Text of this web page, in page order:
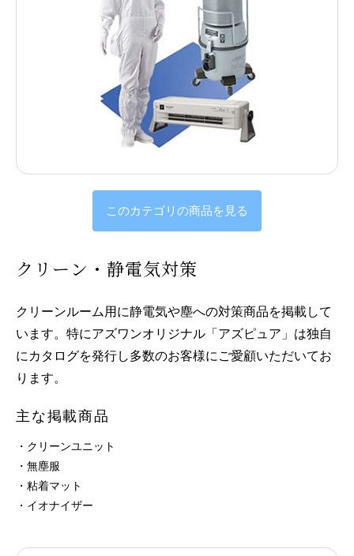
このカテゴリの商品を見る
クリーン・静電気対策
クリーンルーム用に静電気や塵への対策商品を掲載して
います。特にアズワンオリジナル「アズピュア」は独自
にカタログを発行し多数のお客様にご愛顧いただいてお
ります。
主な掲載商品
・クリーンユニット
・無塵服
・粘着マット
・イオナイザー